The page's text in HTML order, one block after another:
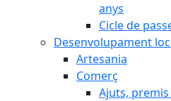
anys
Cicle de
Desenvolupament
Artesania
Comerç
Ajuts,